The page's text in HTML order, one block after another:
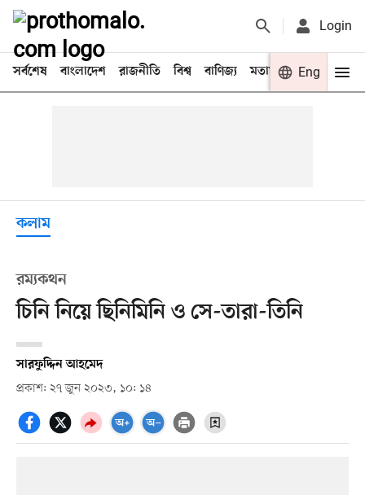
Login
সর্বশেষ বাংলাদেশ রাজনীতি বিশ্ব বাণিজ্য মতামত খেলা
Eng
কলাম
রম্যকথন
চিনি নিয়ে ছিনিমিনি ও সে-তারা-তিনি
সারফুদ্দিন আহমেদ
প্রকাশ: ২৭ জুন ২০২৩, ১০: ১৪